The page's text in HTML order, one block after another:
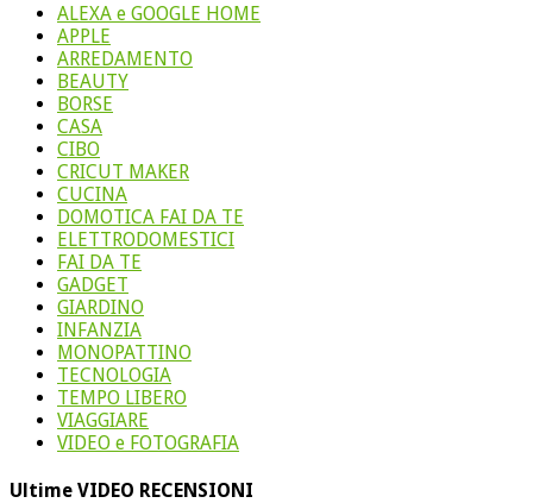
ALEXA e GOOGLE HOME
APPLE
ARREDAMENTO
BEAUTY
BORSE
CASA
CIBO
CRICUT MAKER
CUCINA
DOMOTICA FAI DA TE
ELETTRODOMESTICI
FAI DA TE
GADGET
GIARDINO
INFANZIA
MONOPATTINO
TECNOLOGIA
TEMPO LIBERO
VIAGGIARE
VIDEO e FOTOGRAFIA
Ultime VIDEO RECENSIONI